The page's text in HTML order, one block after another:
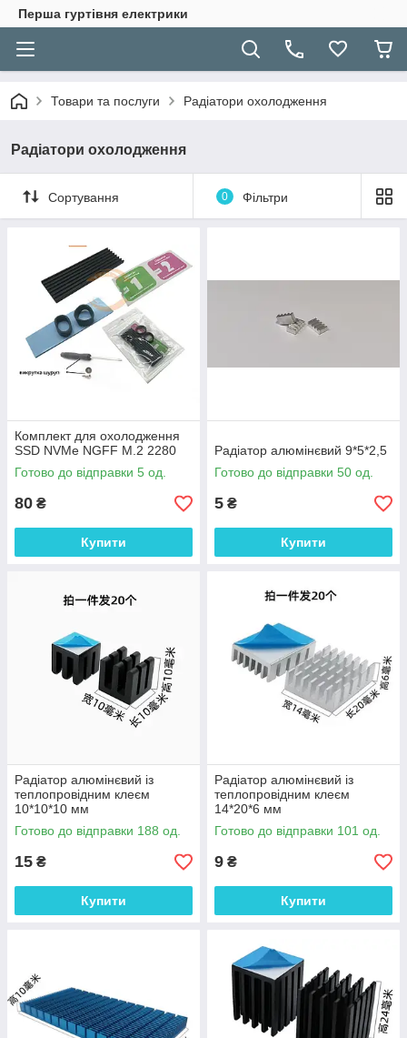
Перша гуртівня електрики
Товари та послуги Радіатори охолодження
Радіатори охолодження
Сортування 0 Фільтри
Комплект для охолодження
SSD NVMe NGFF M.2 2280
Готово до відправки 5 од.
80 ₴
Купити
Радіатор алюмінєвий 9*5*2,5
Готово до відправки 50 од.
5 ₴
Купити
Радіатор алюмінєвий із
теплопровідним клеєм
10*10*10 мм
Готово до відправки 188 од.
15 ₴
Купити
Радіатор алюмінєвий із
теплопровідним клеєм
14*20*6 мм
Готово до відправки 101 од.
9 ₴
Купити